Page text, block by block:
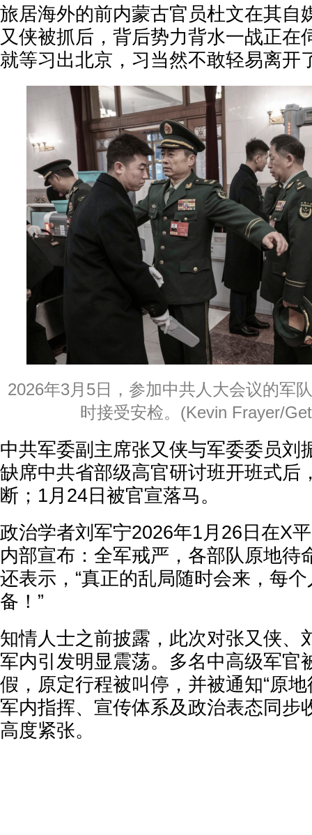
旅居海外的前内蒙古官员杜文在其自
又侠被抓后，背后势力背水一战正在
就等习出北京，习当然不敢轻易离开
2026年3月5日，参加中共人大会议的军
时接受安检。(Kevin Frayer/
中共军委副主席张又侠与军委委员刘
缺席中共省部级高官研讨班开班式后
断；1月24日被官宣落马。
政治学者刘军宁2026年1月26日在X
内部宣布：全军戒严，各部队原地待
还表示，“真正的乱局随时会来，每
备！”
知情人士之前披露，此次对张又侠、
军内引发明显震荡。多名中高级军官
假，原定行程被叫停，并被通知“原
军内指挥、宣传体系及政治表态同步
高度紧张。